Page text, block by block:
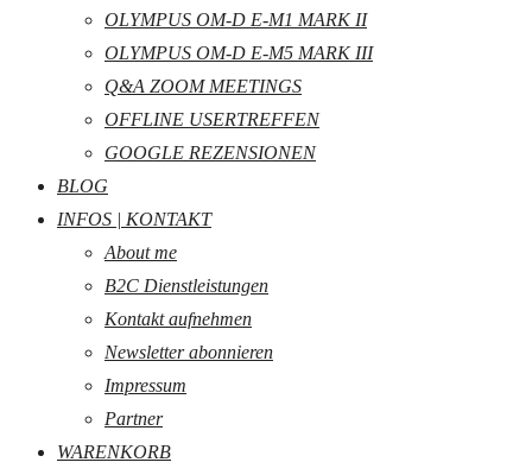
OLYMPUS OM-D E-M1 MARK II
OLYMPUS OM-D E-M5 MARK III
Q&A ZOOM MEETINGS
OFFLINE USERTREFFEN
GOOGLE REZENSIONEN
BLOG
INFOS | KONTAKT
About me
B2C Dienstleistungen
Kontakt aufnehmen
Newsletter abonnieren
Impressum
Partner
WARENKORB